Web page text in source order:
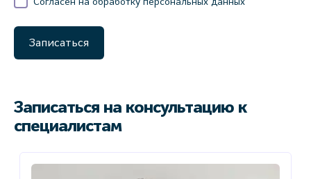
Записаться
Записаться на консультацию к
специалистам